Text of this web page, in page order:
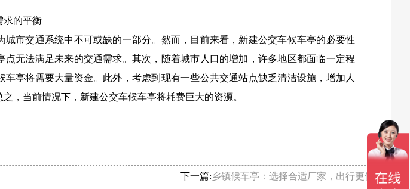
求的平衡
城市交通系统中不可或缺的一部分。然而，目前来看，新建公交车候车亭的必要性
点无法满足未来的交通需求。其次，随着城市人口的增加，许多地区都面临一定程
车亭将需要大量资金。此外，考虑到现有一些公共交通站点缺乏清洁设施，增加人
，当前情况下，新建公交车候车亭将耗费巨大的资源。
下一篇:乡镇候车亭：选择合适厂家，出行更便利